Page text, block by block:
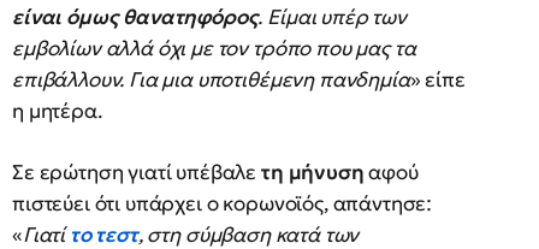
είναι όμως θανατηφόρος. Είμαι υπέρ των
εμβολίων αλλά όχι με τον τρόπο που μας τα
επιβάλλουν. Για μια υποτιθέμενη πανδημία» είπε
η μητέρα.
Σε ερώτηση γιατί υπέβαλε τη μήνυσηαφού
πιστεύει ότι υπάρχει ο κορωνοϊός, απάντησε:
«Γιατίτο τεστ, στη σύμβαση κατά των